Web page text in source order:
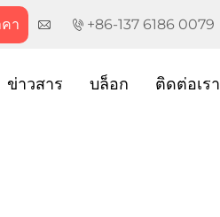
า +86-137 6186 0079
ข่าวสาร บล็อก ติดต่อเรา